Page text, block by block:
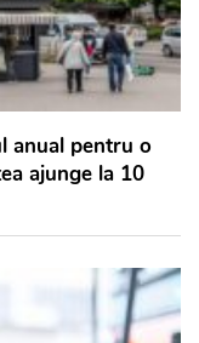
anual pentru o
ajunge la 10